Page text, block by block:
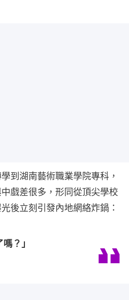
到湖南藝術職業學院專科，
戲差很多，形同從頂尖學校
後立刻引發內地網絡炸鍋：
？」